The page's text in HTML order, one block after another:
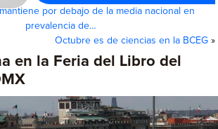
por debajo de la media nacional en
prevalencia de…
Octubre es de ciencias en la BCEG»
en la Feria del Libro del